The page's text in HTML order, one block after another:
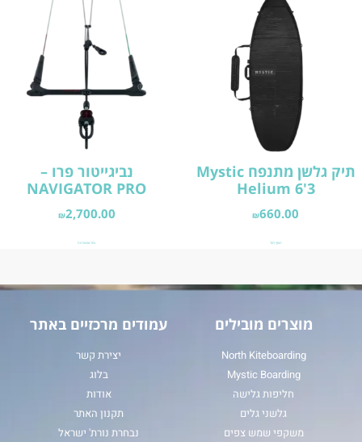
תיק גלשן מתנפח Mystic
Helium 6'3
₪660.00
הוסף לסל
נביגייטור פרו –
NAVIGATOR PRO
₪2,700.00
בחר אפשרויות
מוצרים מובילים
North Kiteboarding
Mystic Boarding
חליפות גלישה
גלשני גלים
משקפי שמש צפים
עמודים מרכזיים באתר
יצירת קשר
בלוג
אודות
תקנון האתר
נבחרת נורת' ישראל